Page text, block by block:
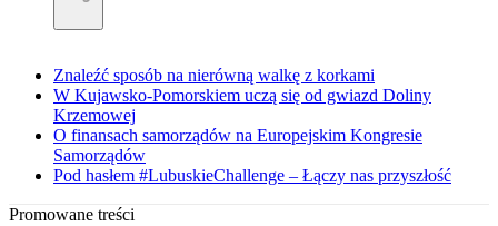
Znaleźć sposób na nierówną walkę z korkami
W Kujawsko-Pomorskiem uczą się od gwiazd Doliny
Krzemowej
O finansach samorządów na Europejskim Kongresie
Samorządów
Pod hasłem #LubuskieChallenge – Łączy nas przyszłość
Promowane treści